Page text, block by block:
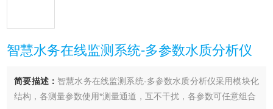
智慧水务在线监测系统-多参数水质分析仪
简要描述： 智慧水务在线监测系统-多参数水质分析仪采用模块化
结构，各测量参数使用*测量通道，互不干扰，各参数可任意组合